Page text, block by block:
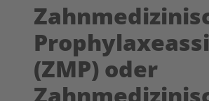
(ZMP) oder